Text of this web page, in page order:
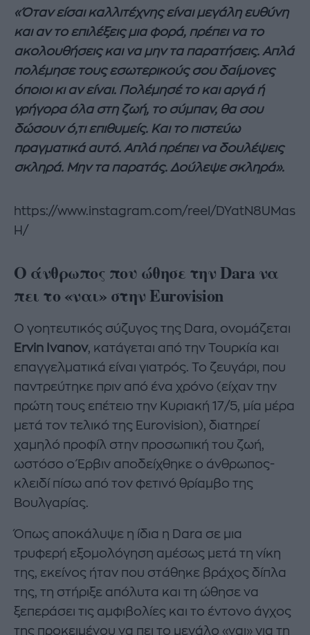
«Όταν είσαι καλλιτέχνης είναι μεγάλη ευθύνη
και αν το επιλέξεις μια φορά, πρέπει να το
ακολουθήσεις και να μην τα παρατήσεις. Απλά
πολέμησε τους εσωτερικούς σου δαίμονες
όποιοι κι αν είναι. Πολέμησέ το και αργά ή
γρήγορα όλα στη ζωή, το σύμπαν, θα σου
δώσουν ό,τι επιθυμείς. Και το πιστεύω
πραγματικά αυτό. Απλά πρέπει να δουλέψεις
σκληρά. Μην τα παρατάς. Δούλεψε σκληρά».
https://www.instagram.com/reel/DYatN8UMas
H/
Ο άνθρωπος που ώθησε την Dara να
πει το «ναι» στην Eurovision
Ο γοητευτικός σύζυγος της Dara, ονομάζεται
Ervin Ivanov, κατάγεται από την Τουρκία και
επαγγελματικά είναι γιατρός. Το ζευγάρι, που
παντρεύτηκε πριν από ένα χρόνο (είχαν την
πρώτη τους επέτειο την Κυριακή 17/5, μία μέρα
μετά τον τελικό της Eurovision), διατηρεί
χαμηλό προφίλ στην προσωπική του ζωή,
ωστόσο ο Έρβιν αποδείχθηκε ο άνθρωπος-
κλειδί πίσω από τον φετινό θρίαμβο της
Βουλγαρίας.
Όπως αποκάλυψε η ίδια η Dara σε μια
τρυφερή εξομολόγηση αμέσως μετά τη νίκη
της, εκείνος ήταν που στάθηκε βράχος δίπλα
της, τη στήριξε απόλυτα και τη ώθησε να
ξεπεράσει τις αμφιβολίες και το έντονο άγχος
της προκειμένου να πει το μεγάλο «ναι» για τη